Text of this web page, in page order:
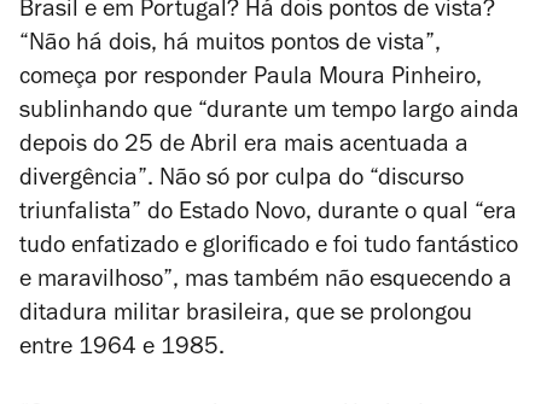
Brasil e em Portugal? Há dois pontos de vista?
“Não há dois, há muitos pontos de vista”,
começa por responder Paula Moura Pinheiro,
sublinhando que “durante um tempo largo ainda
depois do 25 de Abril era mais acentuada a
divergência”. Não só por culpa do “discurso
triunfalista” do Estado Novo, durante o qual “era
tudo enfatizado e glorificado e foi tudo fantástico
e maravilhoso”, mas também não esquecendo a
ditadura militar brasileira, que se prolongou
entre 1964 e 1985.